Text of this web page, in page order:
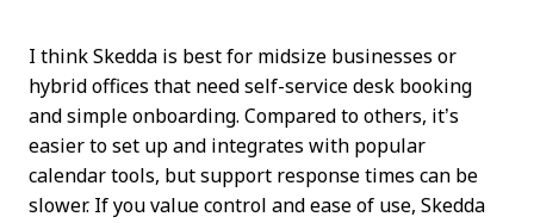
I think Skedda is best for midsize businesses or
hybrid offices that need self-service desk booking
and simple onboarding. Compared to others, it’s
easier to set up and integrates with popular
calendar tools, but support response times can be
slower. If you value control and ease of use, Skedda